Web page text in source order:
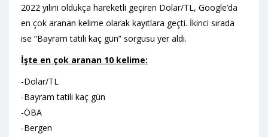
2022 yılını oldukça hareketli geçiren Dolar/TL, Google’da
en çok aranan kelime olarak kayıtlara geçti. İkinci sırada
ise “Bayram tatili kaç gün” sorgusu yer aldı.
İşte en çok aranan 10 kelime:
-Dolar/TL
-Bayram tatili kaç gün
-ÖBA
-Bergen